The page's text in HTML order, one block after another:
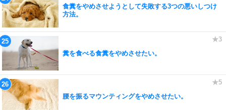
食糞をやめさせようとして失敗する3つの悪いしつけ
方法。
糞を食べる食糞をやめさせたい。
腰を振るマウンティングをやめさせたい。